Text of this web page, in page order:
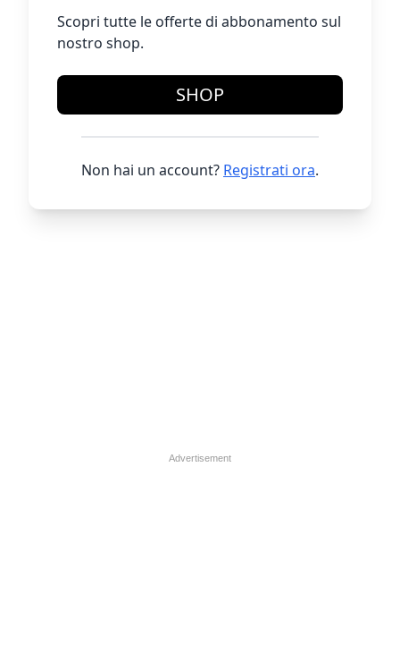
Scopri tutte le offerte di abbonamento sul
nostro shop.
SHOP
Non hai un account? Registrati ora.